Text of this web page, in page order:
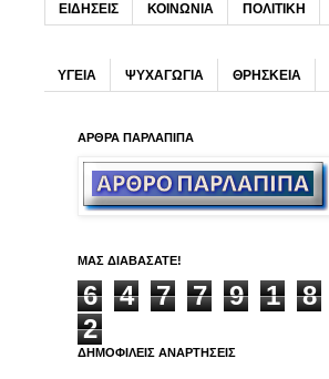
ΕΙΔΗΣΕΙΣ ΚΟΙΝΩΝΙΑ ΠΟΛΙΤΙΚΗ
ΥΓΕΙΑ ΨΥΧΑΓΩΓΙΑ ΘΡΗΣΚΕΙΑ
ΑΡΘΡΑ ΠΑΡΛΑΠΙΠΑ
ΜΑΣ ΔΙΑΒΑΣΑΤΕ!
6 4 7 7 9 1
8
2
ΔΗΜΟΦΙΛΕΙΣ ΑΝΑΡΤΗΣΕΙΣ